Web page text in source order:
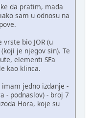
da pratim, mada
sam u odnosu na
bio JOR (u
je njegov sin). Te
elementi SFa
kao klinca.
jedno izdanje -
- podnaslov) - broj 7
Hora, koje su